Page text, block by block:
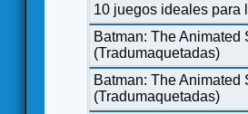
10 juegos ideales para
Batman: The Animated
(Tradumaquetadas)
Batman: The Animated
(Tradumaquetadas)